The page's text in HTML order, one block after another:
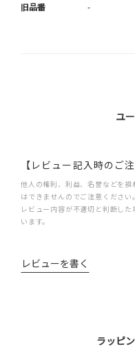
旧品番 -
ユ
【レビュー記入時のご注
他人の権利、利益、名誉などを
はできませんのでご注意ください。
レビュー内容が不適切と判断し
います。
レビューを書く
ラッピ